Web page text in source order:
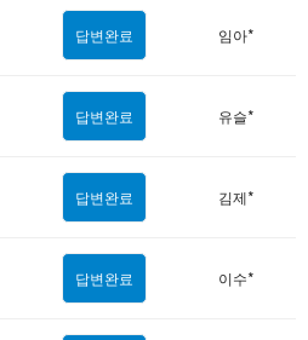
답변완료 임아*
답변완료 유슬*
답변완료 김제*
답변완료 이수*